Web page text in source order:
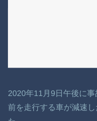
2020年11月9日午後に事
前を走行する車が減速